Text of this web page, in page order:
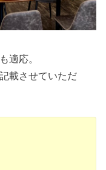
適応。
載させていただ